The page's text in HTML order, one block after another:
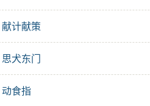
献计献策
思犬东门
动食指